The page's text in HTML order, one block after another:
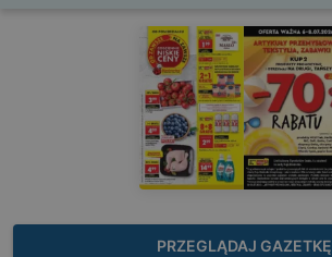
PRZEGLĄDAJ GAZETKĘ